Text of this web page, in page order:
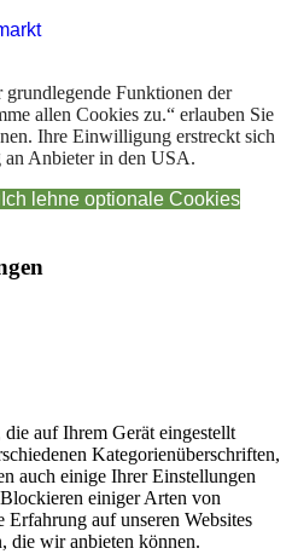
Funktionen der
allen Cookies zu.“ erlauben Sie
Ihre Einwilligung erstreckt sich
an Anbieter in den USA.
Ich lehne optionale Cookies
auf Ihrem Gerät eingestellt
Kategorienüberschriften,
auch einige Ihrer Einstellungen
einiger Arten von
auf unseren Websites
die wir anbieten können.